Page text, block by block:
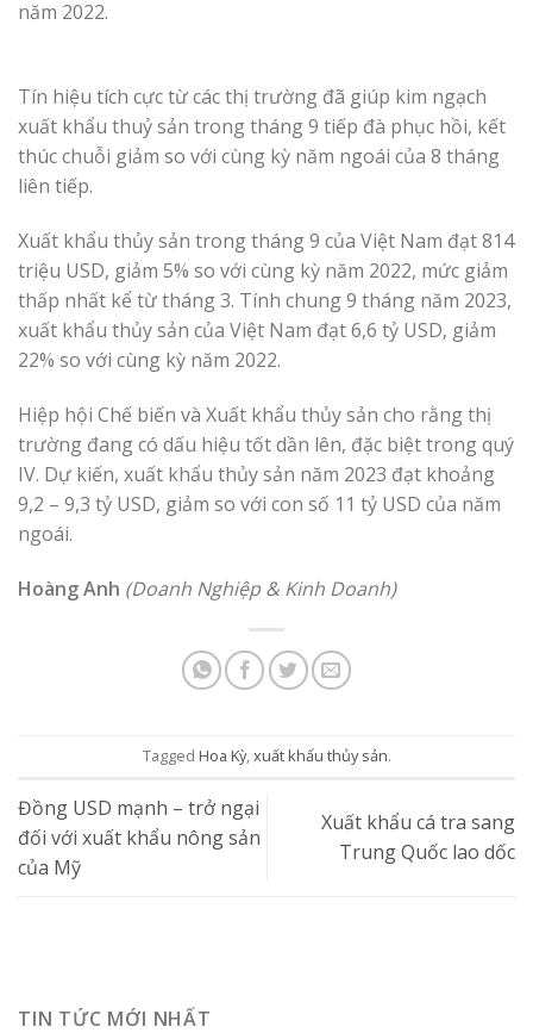
năm 2022.
Tín hiệu tích cực từ các thị trường đã giúp kim ngạch
xuất khẩu thuỷ sản trong tháng 9 tiếp đà phục hồi, kết
thúc chuỗi giảm so với cùng kỳ năm ngoái của 8 tháng
liên tiếp.
Xuất khẩu thủy sản trong tháng 9 của Việt Nam đạt 814
triệu USD, giảm 5% so với cùng kỳ năm 2022, mức giảm
thấp nhất kể từ tháng 3. Tính chung 9 tháng năm 2023,
xuất khẩu thủy sản của Việt Nam đạt 6,6 tỷ USD, giảm
22% so với cùng kỳ năm 2022.
Hiệp hội Chế biến và Xuất khẩu thủy sản cho rằng thị
trường đang có dấu hiệu tốt dần lên, đặc biệt trong quý
IV. Dự kiến, xuất khẩu thủy sản năm 2023 đạt khoảng
9,2 – 9,3 tỷ USD, giảm so với con số 11 tỷ USD của năm
ngoái.
Hoàng Anh (Doanh Nghiệp & Kinh Doanh)
Tagged Hoa Kỳ,xuất khẩu thủy sản.
Đồng USD mạnh – trở ngại
đối với xuất khẩu nông sản
của Mỹ​
Xuất khẩu cá tra sang
Trung Quốc lao dốc
TIN TỨC MỚI NHẤT